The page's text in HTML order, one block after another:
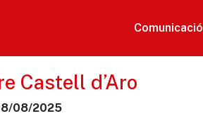
Comunicació
Castell d’Aro
08/2025